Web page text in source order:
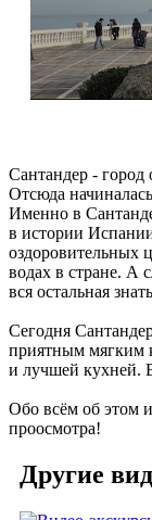
Сантандер - город
Отсюда
Именно в
в истории
оздоровительных
водах в стране. А
вся остальная
Сегодня
приятным мягким
и лучшей кухней.
Обо всём об этом
проосмотра!
Другие